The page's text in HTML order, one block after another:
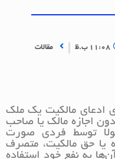
11:08 ب.ظ مقالات
ادعای مالکیت یک ملک
اجازه مالک یا صاحب
توسط فردی صورت
یا حق مالکیت، متصرف
به نفع خود استفاده